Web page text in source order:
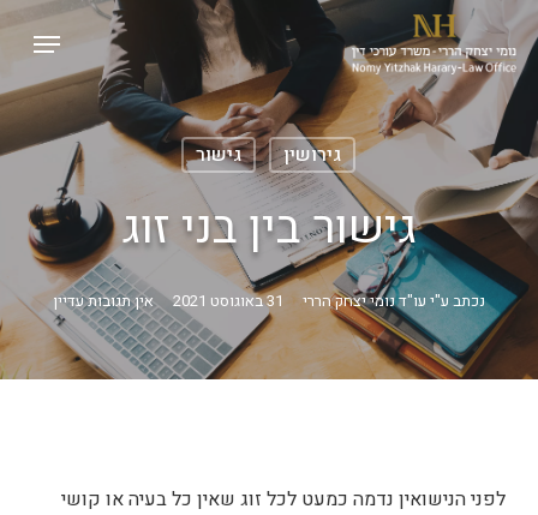
Menu
גירושין גישור
גישור בין בני זוג
נכתב ע"י עו"ד נומי יצחק הררי 31 באוגוסט 2021 אין תגובות עדיין
לפני הנישואין נדמה כמעט לכל זוג שאין כל בעיה או קושי
Close
Menu